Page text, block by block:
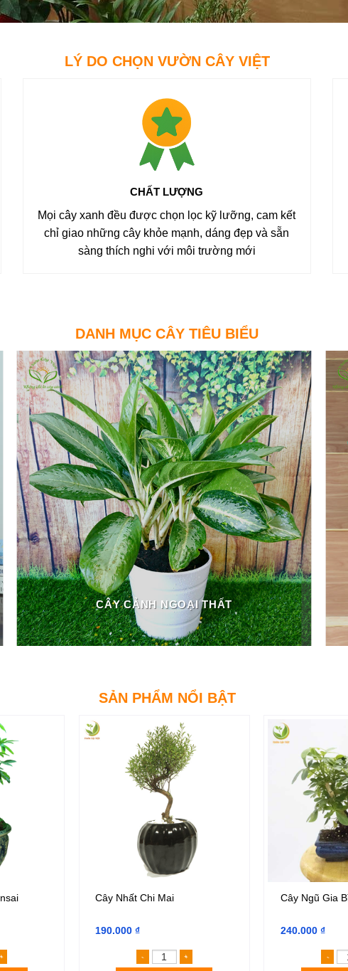
LÝ DO CHỌN VƯỜN CÂY VIỆT
CHẤT LƯỢNG
Mọi cây xanh đều được chọn lọc kỹ lưỡng, cam kết
chỉ giao những cây khỏe mạnh, dáng đẹp và sẵn
sàng thích nghi với môi trường mới
DANH MỤC CÂY TIÊU BIỂU
CÂY CẢNH NGOẠI THẤT
SẢN PHẨM NỔI BẬT
ngân củ bonsai số lượng
Cây Nhất Chi Mai
190.000₫
Cây Nhất Chi Mai số lượng
Cây Ngũ Gia
240.000 ₫